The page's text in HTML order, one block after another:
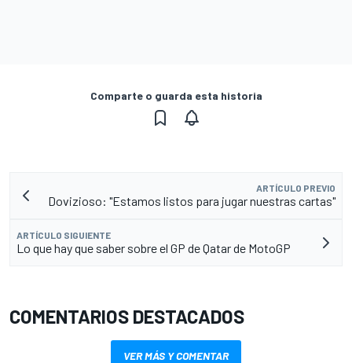
Comparte o guarda esta historia
ARTÍCULO PREVIO
Dovizioso: "Estamos listos para jugar nuestras cartas"
ARTÍCULO SIGUIENTE
Lo que hay que saber sobre el GP de Qatar de MotoGP
COMENTARIOS DESTACADOS
VER MÁS Y COMENTAR